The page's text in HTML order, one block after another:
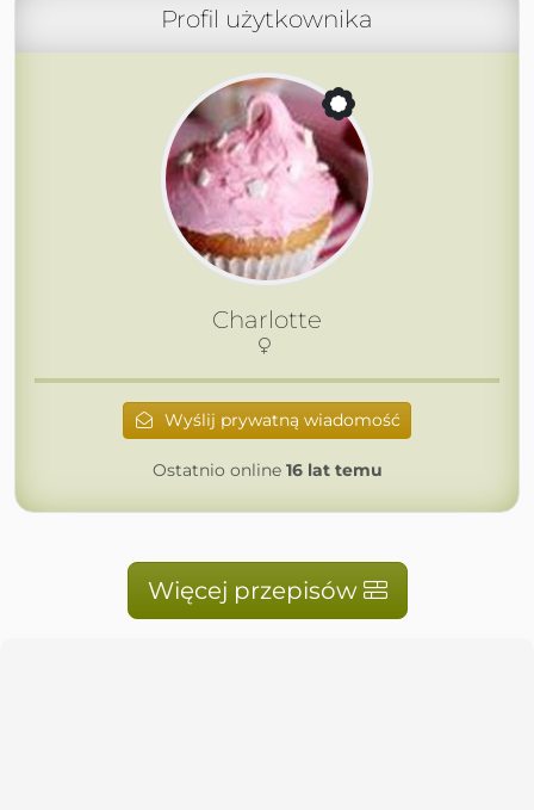
Profil użytkownika
Charlotte
Wyślij prywatną wiadomość
Ostatnio online 16 lat temu
Więcej przepisów